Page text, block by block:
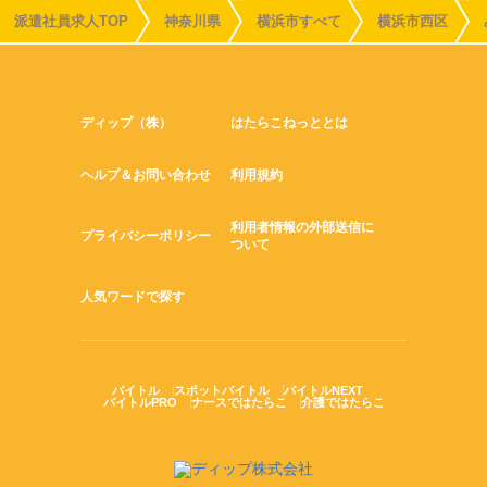
派遣社員求人TOP 神奈川県 横浜市すべて 横浜市西区
ディップ（株） はたらこねっととは
ヘルプ＆お問い合わせ 利用規約
プライバシーポリシー
利用者情報の外部送信に
ついて
人気ワードで探す
バイトル スポットバイトル
バイトルNEXT
バイトルPRO
ナースではたらこ 介護ではたらこ